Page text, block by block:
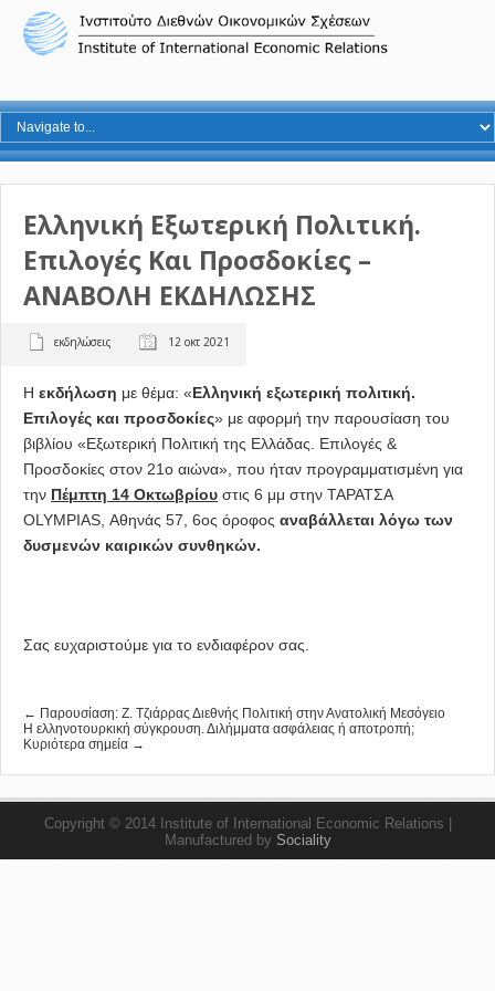
Ελληνική Εξωτερική Πολιτική.
Επιλογές Και Προσδοκίες –
ΑΝΑΒΟΛΗ ΕΚΔΗΛΩΣΗΣ
εκδηλώσεις 12 οκτ 2021
Η εκδήλωση με θέμα: «Ελληνική εξωτερική πολιτική.
Επιλογές και προσδοκίες» με αφορμή την παρουσίαση του
βιβλίου «Εξωτερική Πολιτική της Ελλάδας. Επιλογές &
Προσδοκίες στον 21ο αιώνα», που ήταν προγραμματισμένη για
την Πέμπτη 14 Οκτωβρίου στις 6 μμ στην ΤΑΡΑΤΣΑ
OLYMPIAS, Αθηνάς 57, 6ος όροφος αναβάλλεται λόγω των
δυσμενών καιρικών συνθηκών.
Σας ευχαριστούμε για το ενδιαφέρον σας.
← Παρουσίαση: Z. Τζιάρρας Διεθνής Πολιτική στην Ανατολική Μεσόγειο
Η ελληνοτουρκική σύγκρουση. Διλήμματα ασφάλειας ή αποτροπή;
Κυριότερα σημεία →
Copyright © 2014 Institute of International Economic Relations |
Manufactured by Sociality